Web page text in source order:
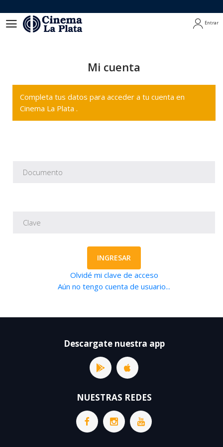
Entrar
Mi cuenta
Completa tus datos para acceder a tu cuenta en
Cinema La Plata .
INGRESAR
Olvidé mi clave de acceso
Aún no tengo cuenta de usuario...
Descargate nuestra app
NUESTRAS REDES